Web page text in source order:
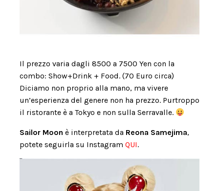
Il prezzo varia dagli 8500 a 7500 Yen con la
combo: Show+Drink + Food. (70 Euro circa)
Diciamo non proprio alla mano, ma vivere
un’esperienza del genere non ha prezzo. Purtroppo
il ristorante è a Tokyo e non sulla Serravalle.
Sailor Moon è interpretata da Reona Samejima,
potete seguirla su Instagram QUI.